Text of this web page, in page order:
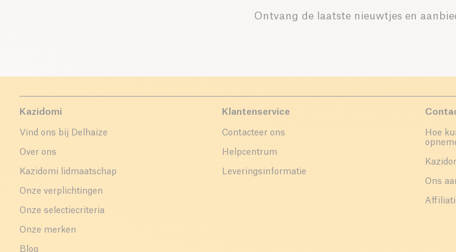
Ontvang de laatste nieuwtjes en
Kazidomi
Vind ons bij Delhaize
Over ons
Kazidomi lidmaatschap
Onze verplichtingen
Onze selectiecriteria
Onze merken
Blog
Klantenservice
Contacteer ons
Helpcentrum
Leveringsinformatie
Hoe
Ons